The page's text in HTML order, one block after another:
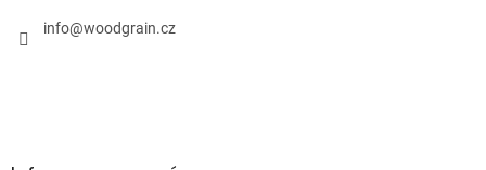
info@woodgrain.cz